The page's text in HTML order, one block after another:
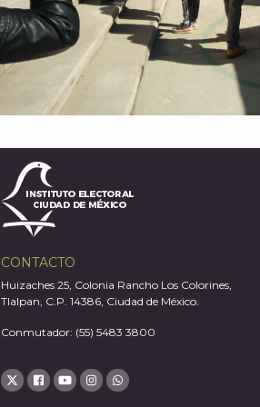
CONTACTO
Huizaches 25, Colonia Rancho Los Colorines,
Tlalpan, C.P. 14386, Ciudad de México.
Conmutador: (55) 5483 3800